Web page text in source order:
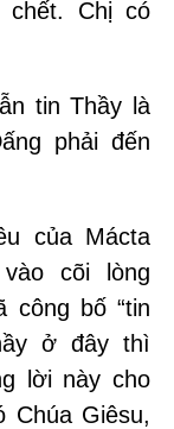
chết. Chị có
tin Thầy là
phải đến
của Mácta
cõi lòng
công bố “tin
ở đây thì
lời này cho
Chúa Giêsu,